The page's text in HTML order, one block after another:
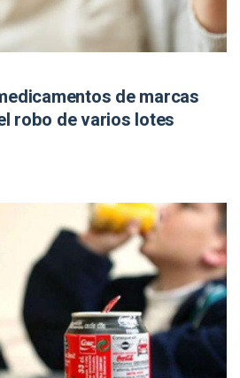
de marcas
robo de varios lotes